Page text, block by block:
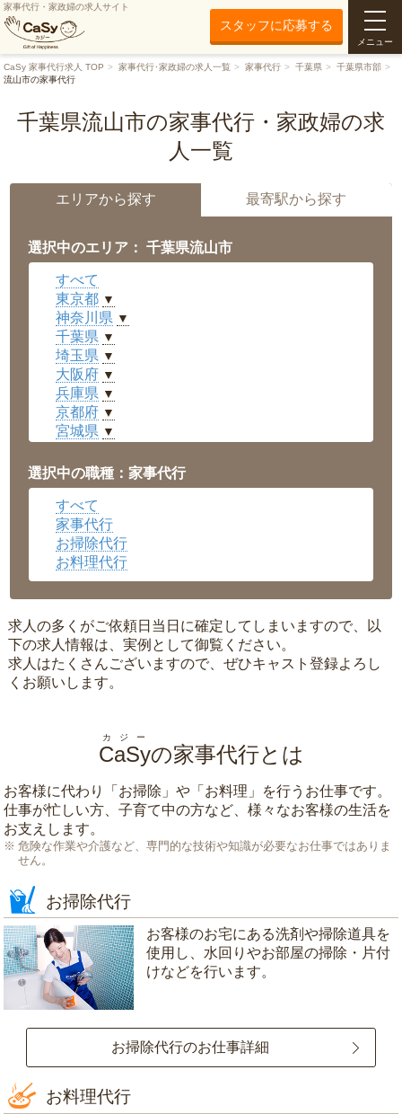
家事代行・家政婦の求人サイト
スタッフに応募する
メニュー
CaSy 家事代行求人 TOP 家事代行･家政婦の求人一覧 家事代行 千葉県
千葉県市部
流山市の家事代行
千葉県流山市の家事代行・家政婦の求
人一覧
エリアから探す 最寄駅から探す
選択中のエリア： 千葉県流山市
すべて
東京都 ▼
神奈川県 ▼
千葉県 ▼
埼玉県 ▼
大阪府 ▼
兵庫県 ▼
京都府 ▼
宮城県 ▼
福井県 ▼
岡山県 ▼
広島県
沖縄県 ▼
選択中の職種：家事代行
すべて
家事代行
お掃除代行
お料理代行
求人の多くがご依頼日当日に確定してしまいますので、以
下の求人情報は、実例として御覧ください。
求人はたくさんございますので、ぜひキャスト登録よろし
くお願いします。
CaSy
カジー
の家事代行とは
お客様に代わり「 お掃除 」や「 お料理 」を行うお仕事です。
仕事が忙しい方、子育て中の方など、様々なお客様の生活を
お支えします。
危険な作業や介護など、専門的な技術や知識が必要なお仕事ではありま
せん。
お掃除代行
お客様のお宅にある洗剤や掃除道具を
使用し、水回りやお部屋の掃除・片付
けなどを行います。
お掃除代行のお仕事詳細
お料理代行